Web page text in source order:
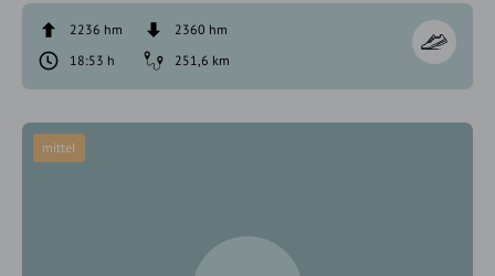
2236 hm
2360 hm
18:53 h
251,6 km
mittel